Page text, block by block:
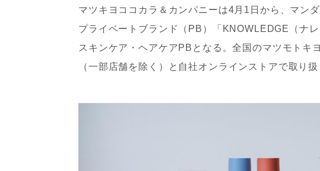
マツキヨココカラ＆カンパニーは4月1日から、マン
プライベートブランド（PB）「KNOWLEDGE（ナ
スキンケア・ヘアケアPBとなる。全国のマツモトキ
（一部店舗を除く）と自社オンラインストアで取り扱